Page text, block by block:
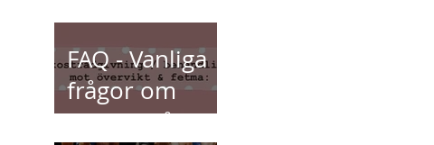
FAQ - Vanliga
frågor om
viktnedgång